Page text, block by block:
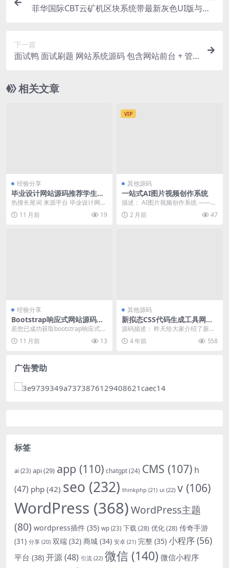
菲华国际CBT云矿机区块系统带最新灰色UI版与MT
下一篇
面试鸭 面试刷题 网站系统源码 包含网站前台 + 管
相关文章
经验分享
毕业设计网站源码推荐学生群
体
热搜长尾词 来源平台 毕业设计网站
源码推荐学生群体 百度热搜、知乎
适合学生毕业...
11 月前 19
VIP
其他源码
一站式AI图片视频创作系统
描述： AI图片视频创作系统 ——
从创作到变现，一站贯通 🎨 用户
端 图片生成...
2 月前 47
经验分享
Bootstrap响应式网站源码购
买使用指南与集成实践
若您已成功获取bootstrap响应式网
站源码，并希望了解其基本使用方
法或与其他...
11 月前 13
其他源码
新拟态CSS代码生成工具网页
源码
源码描述： 昨天给大家介绍了新拟
态UI设计，并附带了css代码生成工
具，昨晚在群...
4 年前 558
广告赞助
标签
ai (23) api(29) app (110) chatgpt(24) CMS (107) h
(47) php (42) seo (232) thinkphp (21) ui (22) v (106)
WordPress (368)WordPress主题
(80) wordpress插件 (35) wp (23) 下载(28) 优化(28) 传奇手游
(31) 分享 (20) 双端 (32) 商城 (34) 安卓 (21) 完整 (35) 小程序(56)
平台 (38) 开源(48) 引流 (22) 微信 (140) 微信小程序